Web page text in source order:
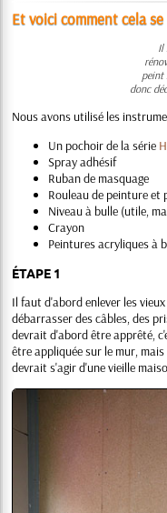
Et voici comment cela
Il
peint
donc
Nous avons utilisé les
Un pochoir de la série
Spray adhésif
Ruban de masquage
Rouleau de peinture et
Niveau à bulle (utile,
Crayon
Peintures acryliques à
ÉTAPE 1
Il faut d'abord enlever les
débarrasser des câbles, des
devrait d'abord être apprêté,
être appliquée sur le mur,
devrait s'agir d'une vieille